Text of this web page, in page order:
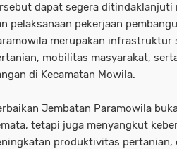
dapat segera ditindaklanjuti
pelaksanaan pekerjaan
merupakan
mobilitas masyarakat,
di Kecamatan Mowila.
Jembatan Paramowila
tetapi juga menyangkut
produktivitas pertanian,